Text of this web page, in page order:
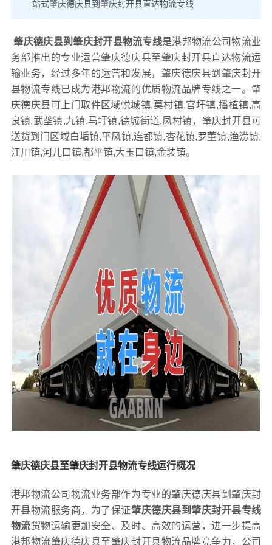
站式肇庆德庆县到肇庆封开县直达物流专线
肇庆德庆县到肇庆封开县物流专线是港邦物流公司物流业
务部推出的专业运营肇庆德庆县至肇庆封开县直达物流运
输业务，经过多年的运营和发展，肇庆德庆县到肇庆封开
县物流专线已成为港邦物流的优质物流品牌专线之一。肇
庆德庆县可上门取件区域悦城镇,莫村镇,官圩镇,播植镇,高
良镇,武垄镇,九镇,马圩镇,德城街道,凤村镇，肇庆封开县可
送货到门区域白垢镇,平凤镇,连都镇,杏花镇,罗董镇,渔涝镇,
江川镇,河儿口镇,都平镇,大玉口镇,金装镇。
肇庆德庆县至肇庆封开县物流专线运行概况
港邦物流公司物流业务部作为专业的肇庆德庆县到肇庆封
开县物流服务商，为了保证肇庆德庆县到肇庆封开县专线
物流货物运输更加安全、及时、高效的运营，进一步提高
港邦物流肇庆德庆县至肇庆封开县物流品牌竞争力，公司